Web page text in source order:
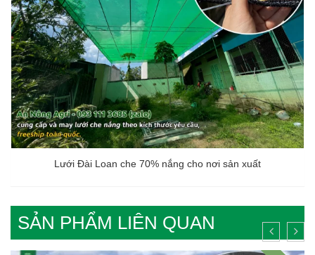
Lưới Đài Loan che 70% nắng cho nơi sản xuất